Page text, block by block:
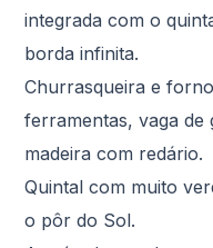
integrada com o
borda infinita.
Churrasqueira e
ferramentas, vaga de
madeira com redário.
Quintal com muito
o pôr do Sol.